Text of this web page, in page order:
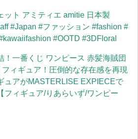
ット アミティエ amitie 日本製
#Japan #ファッション #fashion #
#OOTD #3DFloral
！一番くじ ワンピース 赤髪海賊団
ィギュア！圧倒的な存在感を再現
ュアがMASTERLISE EXPIECEで
フィギュア/りあらいず/ワンピー